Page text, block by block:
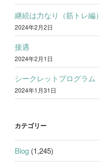
継続は力なり（筋トレ編）
2024年2月2日
接遇
2024年2月1日
シークレットプログラム
2024年1月31日
カテゴリー
Blog (1,245)